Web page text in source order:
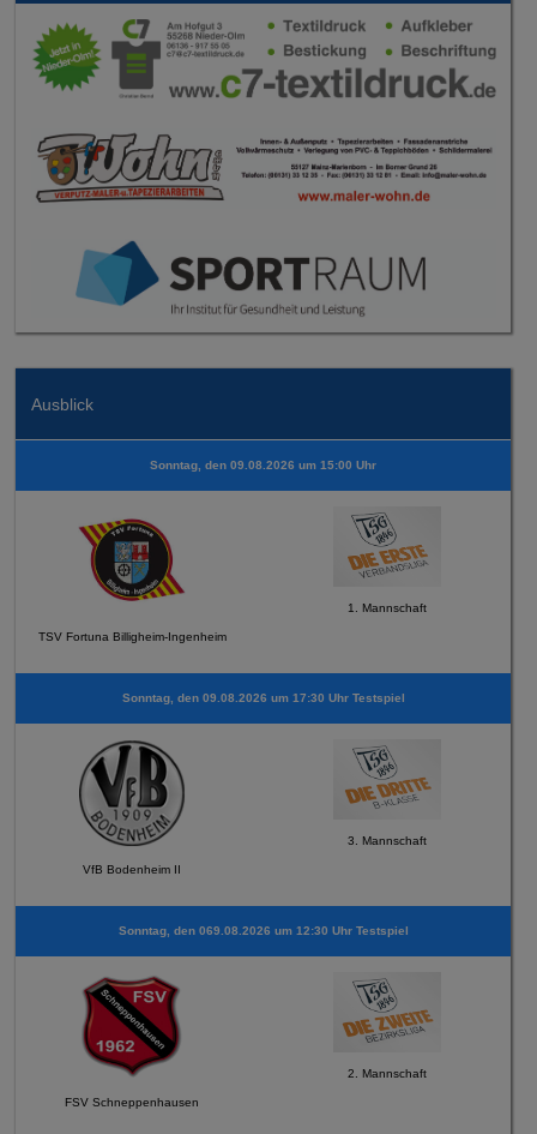
Ausblick
Sonntag, den 09.08.2026 um 15:00 Uhr
TSV Fortuna Billigheim-Ingenheim
1. Mannschaft
Sonntag, den 09.08.2026 um 17:30 Uhr Testspiel
VfB Bodenheim II
3. Mannschaft
Sonntag, den 069.08.2026 um 12:30 Uhr Testspiel
FSV Schneppenhausen
2. Mannschaft